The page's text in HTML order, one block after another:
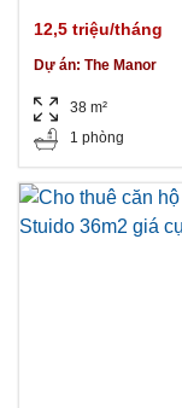
12,5 triệu/tháng
Dự án: The Manor
38 m²
1 phòng